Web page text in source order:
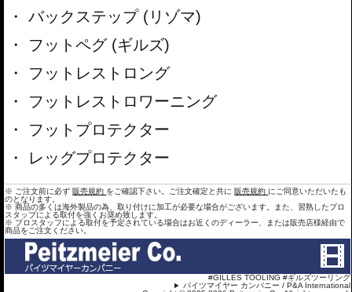
バックステップ (リゾマ)
フットペグ (ギルズ)
フットレストロング
フットレストロワーニング
フットプロテクター
レッグプロテクター
※ ご注文前に必ず 販売規約 をご確認下さい。ご注文確定と共に 販売規約 にご同意いただいたも
のとなります。
※ 商品の多くは海外製品の為、取り付けに加工が必要な場合がございます。また、習熟したプロ
スタップによる取付を強くお奨め致します。
※ プロスタッフによる取付を予定されている場合はお近くのディーラー、または販売店様経由で
商品をご注文ください。
#GILLES TOOLING #ギルズツーリング
パイツマイヤー カンパニー / P&A International